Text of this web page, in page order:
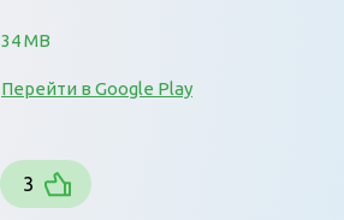
34 MB
Перейти в Google Play
3